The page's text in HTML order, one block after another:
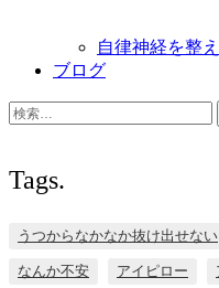
自律神経を整
ブログ
検
Tags.
うつからなかなか抜け出せない
なんか不安 アイピロー